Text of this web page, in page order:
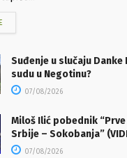
Suđenje u slučaju Danke
sudu u Negotinu?
07/08/2026
Miloš Ilić pobednik
Srbije – Sokobanja”
07/08/2026